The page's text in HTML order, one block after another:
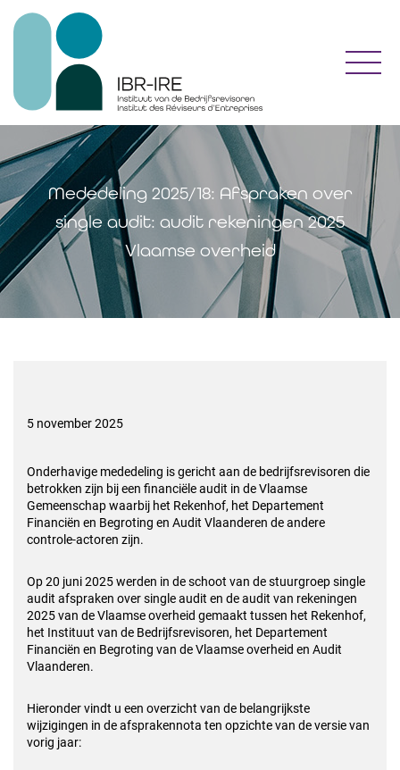
Mededeling 2025/18: Afspraken over
single audit: audit rekeningen 2025
Vlaamse overheid
5 november 2025
Onderhavige mededeling is gericht aan de bedrijfsrevisoren die
betrokken zijn bij een financiële audit in de Vlaamse
Gemeenschap waarbij het Rekenhof, het Departement
Financiën en Begroting en Audit Vlaanderen de andere
controle-actoren zijn.
Op 20 juni 2025 werden in de schoot van de stuurgroep single
audit afspraken over single audit en de audit van rekeningen
2025 van de Vlaamse overheid gemaakt tussen het Rekenhof,
het Instituut van de Bedrijfsrevisoren, het Departement
Financiën en Begroting van de Vlaamse overheid en Audit
Vlaanderen.
Hieronder vindt u een overzicht van de belangrijkste
wijzigingen in de afsprakennota ten opzichte van de versie van
vorig jaar: